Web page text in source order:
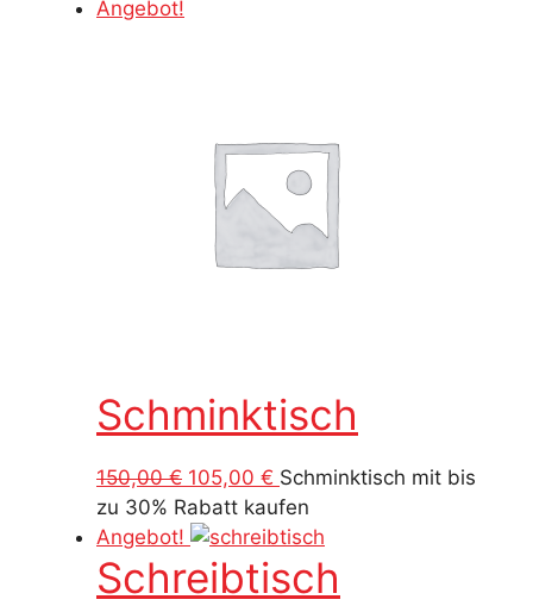
Angebot!
Schminktisch
150,00€ Ursprünglicher
Preis
war:
150,00 €
105,00 € Aktueller
Preis
ist:
105,00 €.
Schminktisch mit bis
zu 30% Rabatt kaufen
Angebot!
Schreibtisch